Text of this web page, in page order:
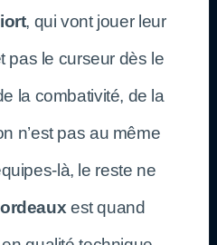
, qui vont jouer leur
pas le curseur dès le
la combativité, de la
n’est pas au même
là, le reste ne
est quand